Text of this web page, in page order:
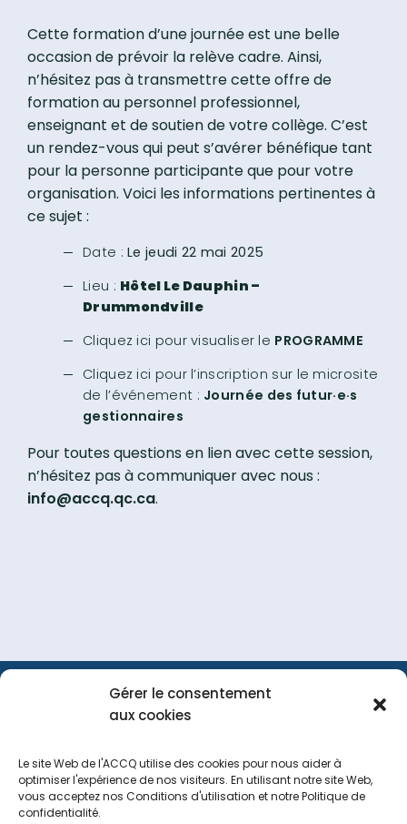
Gérer le consentement
aux cookies
Le site Web de l'ACCQ utilise des cookies pour nous aider à
optimiser l'expérience de nos visiteurs. En utilisant notre site Web,
vous acceptez nos Conditions d'utilisation et notre Politique de
confidentialité.
Cette formation d’une journée est une belle
occasion de prévoir la relève cadre. Ainsi,
n’hésitez pas à transmettre cette offre de
formation au personnel professionnel,
enseignant et de soutien de votre collège. C’est
un rendez-vous qui peut s’avérer bénéfique tant
pour la personne participante que pour votre
organisation. Voici les informations pertinentes à
ce sujet :
Date :Le jeudi 22 mai 2025
Lieu : Hôtel Le Dauphin –
Drummondville
Cliquez ici pour visualiser le PROGRAMME
Cliquez ici pour l’inscription sur le microsite
de l’événement : Journée des futur·e·s
gestionnaires
Pour toutes questions en lien avec cette session,
n’hésitez pas à communiquer avec nous :
info@accq.qc.ca.
Portail
Tous droits réservés2026